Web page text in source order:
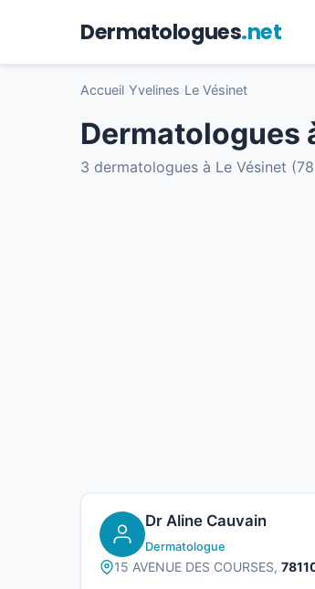
Dermatologues.net
Accueil Yvelines Le Vésinet
Dermatologues
3 dermatologues à Le Vésinet
Dr Aline Cauvain
Dermatologue
15 AVENUE DES COURSES,